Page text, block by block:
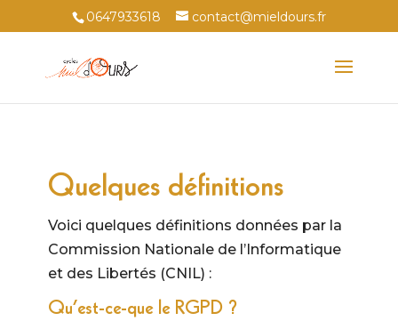
0647933618 contact@mieldours.fr
Quelques définitions
Voici quelques définitions données par la
Commission Nationale de l’Informatique
et des Libertés (CNIL) :
Qu’est-ce-que le RGPD ?